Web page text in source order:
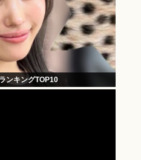
ンキングTOP10